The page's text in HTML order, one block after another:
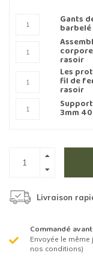
Gants
rasoir
Les
fil de
rasoir
3mm
Livraison
Commandé avant
Envoyée le même
nos conditions)